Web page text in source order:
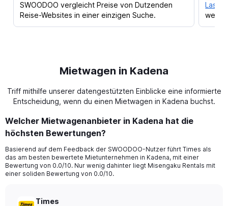
SWOODOO vergleicht Preise von Dutzenden
Reise-Websites in einer einzigen Suche.
Lass
Mietwagen in Kadena
Triff mithilfe unserer datengestützten Einblicke eine informierte
Entscheidung, wenn du einen Mietwagen in Kadena buchst.
Welcher Mietwagenanbieter in Kadena hat die
höchsten Bewertungen?
Basierend auf dem Feedback der SWOODOO-Nutzer führt Times als
das am besten bewertete Mietunternehmen in Kadena, mit einer
Bewertung von 0.0/10. Nur wenig dahinter liegt Misengaku Rentals mit
einer soliden Bewertung von 0.0/10.
Times